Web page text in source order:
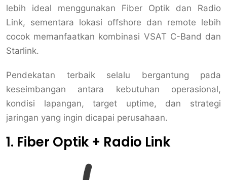
lebih ideal menggunakan Fiber Optik dan Radio
Link, sementara lokasi offshore dan remote lebih
cocok memanfaatkan kombinasi VSAT C-Band dan
Starlink.
Pendekatan terbaik selalu bergantung pada
keseimbangan antara kebutuhan operasional,
kondisi lapangan, target uptime, dan strategi
jaringan yang ingin dicapai perusahaan.
1. Fiber Optik + Radio Link